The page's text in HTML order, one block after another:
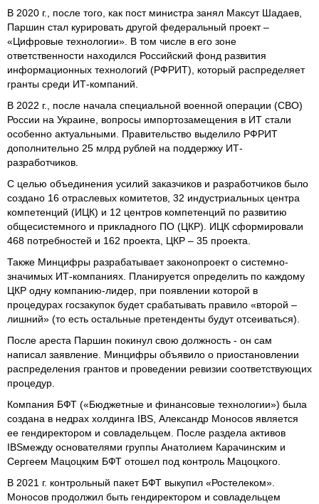
В 2020 г., после того, как пост министра занял Максут Шадаев,
Паршин стал курировать другой федеральный проект –
«Цифровые технологии». В том числе в его зоне
ответственности находился Российский фонд развития
информационных технологий (РФРИТ), который распределяет
гранты среди ИТ-компаний.
В 2022 г., после начала специальной военной операции (СВО)
России на Украине, вопросы импортозамещения в ИТ стали
особенно актуальными. Правительство выделило РФРИТ
дополнительно 25 млрд рублей на поддержку ИТ-
разработчиков.
С целью объединения усилий заказчиков и разработчиков было
создано 16 отраслевых комитетов, 32 индустриальных центра
компетенций (ИЦК) и 12 центров компетенций по развитию
общесистемного и прикладного ПО (ЦКР). ИЦК сформировали
468 потребностей и 162 проекта, ЦКР – 35 проекта.
Также Минцифры разрабатывает законопроект о системно-
значимых ИТ-компаниях. Планируется определить по каждому
ЦКР одну компанию-лидер, при появлении которой в
процедурах госзакупок будет срабатывать правило «второй –
лишний» (то есть остальные претенденты будут отсеиваться).
После ареста Паршин покинул свою должность - он сам
написал заявление. Минцифры объявило о приостановлении
распределения грантов и проведении ревизии соответствующих
процедур.
Компания БФТ («Бюджетные и финансовые технологии») была
создана в недрах холдинга IBS, Александр Моносов является
ее гендиректором и совладельцем. После раздела активов
IBSмежду основателями группы Анатолием Карачинским и
Сергеем Мацоцким БФТ отошел под контроль Мацоцкого.
В 2021 г. контрольный пакет БФТ выкупил «Ростелеком».
Моносов продолжил быть гендиректором и совладельцем